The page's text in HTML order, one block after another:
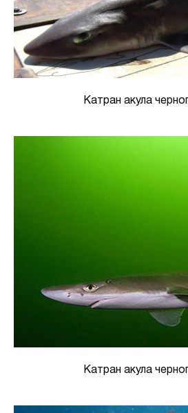
Катран акула
Катран акула